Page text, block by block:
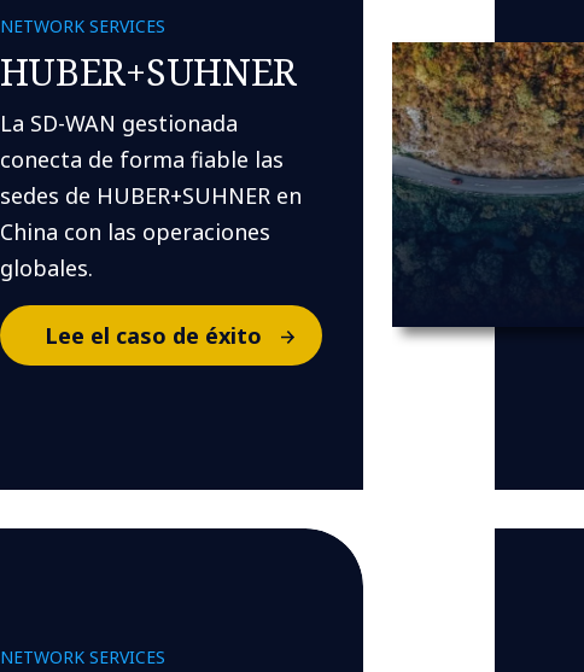
NETWORK SERVICES
HUBER+SUHNER
La SD-WAN gestionada
conecta de forma fiable las
sedes de HUBER+SUHNER en
China con las operaciones
globales.
Lee el caso de éxito
NETWORK SERVICES